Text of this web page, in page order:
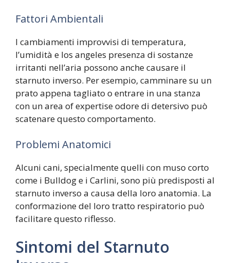
Fattori Ambientali
I cambiamenti improvvisi di temperatura,
l’umidità e los angeles presenza di sostanze
irritanti nell’aria possono anche causare il
starnuto inverso. Per esempio, camminare su un
prato appena tagliato o entrare in una stanza
con un area of expertise odore di detersivo può
scatenare questo comportamento.
Problemi Anatomici
Alcuni cani, specialmente quelli con muso corto
come i Bulldog e i Carlini, sono più predisposti al
starnuto inverso a causa della loro anatomia. La
conformazione del loro tratto respiratorio può
facilitare questo riflesso.
Sintomi del Starnuto